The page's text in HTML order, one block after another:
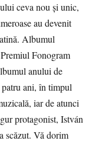
ceva nou și unic,
au devenit
Albumul
Fonogram
anului de
ani, în timpul
iar de atunci
protagonist, István
scăzut. Vă dorim